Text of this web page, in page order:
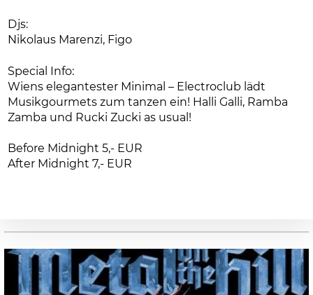
Djs:
Nikolaus Marenzi, Figo
Special Info:
Wiens elegantester Minimal – Electroclub lädt
Musikgourmets zum tanzen ein! Halli Galli, Ramba
Zamba und Rucki Zucki as usual!
Before Midnight 5,- EUR
After Midnight 7,- EUR